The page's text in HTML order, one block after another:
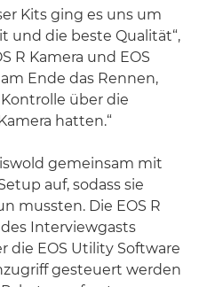
Kits ging es uns um
und die beste Qualität“,
R Kamera und EOS
Ende das Rennen,
über die
hatten.“
gemeinsam mit
auf, sodass sie
mussten. Die EOS R
Interviewgasts
die EOS Utility Software
gesteuert werden